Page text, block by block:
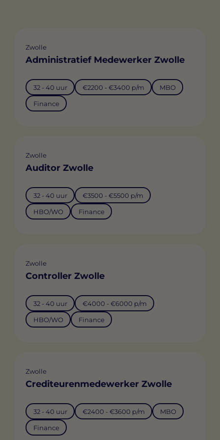
Zwolle
Administratief Medewerker Zwolle
32 - 40 uur €2200 - €3400 p/m MBO
Finance
Zwolle
Auditor Zwolle
32 - 40 uur €3500 - €5500 p/m
HBO/WO Finance
Zwolle
Controller Zwolle
32 - 40 uur €4000 - €6000 p/m
HBO/WO Finance
Zwolle
Crediteurenmedewerker Zwolle
32 - 40 uur €2400 - €3600 p/m MBO
Finance